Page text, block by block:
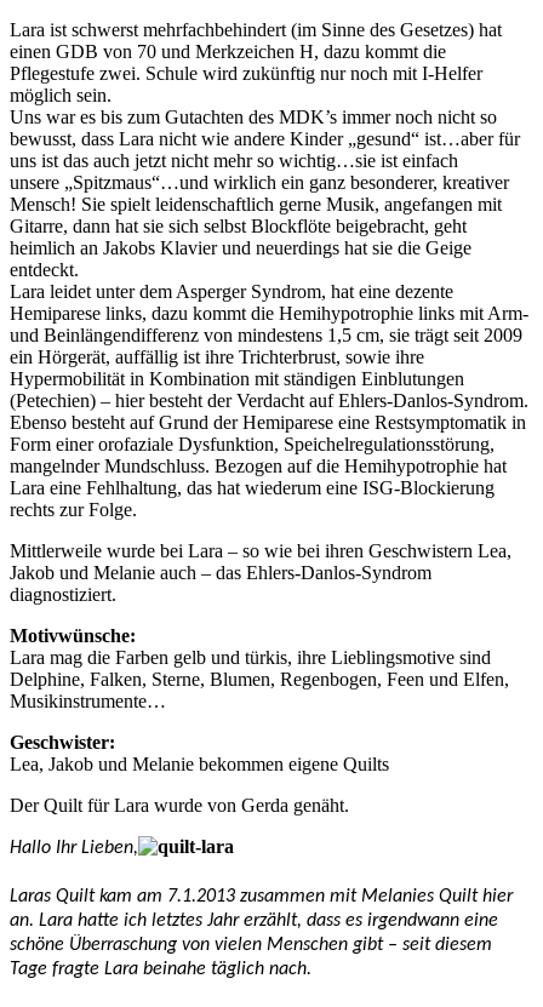
Lara ist schwerst mehrfachbehindert (im Sinne des Gesetzes) hat
einen GDB von 70 und Merkzeichen H, dazu kommt die
Pflegestufe zwei. Schule wird zukünftig nur noch mit I-Helfer
möglich sein.
Uns war es bis zum Gutachten des MDK’s immer noch nicht so
bewusst, dass Lara nicht wie andere Kinder „gesund“ ist…aber für
uns ist das auch jetzt nicht mehr so wichtig…sie ist einfach
unsere „Spitzmaus“…und wirklich ein ganz besonderer, kreativer
Mensch! Sie spielt leidenschaftlich gerne Musik, angefangen mit
Gitarre, dann hat sie sich selbst Blockflöte beigebracht, geht
heimlich an Jakobs Klavier und neuerdings hat sie die Geige
entdeckt.
Lara leidet unter dem Asperger Syndrom, hat eine dezente
Hemiparese links, dazu kommt die Hemihypotrophie links mit Arm-
und Beinlängendifferenz von mindestens 1,5 cm, sie trägt seit 2009
ein Hörgerät, auffällig ist ihre Trichterbrust, sowie ihre
Hypermobilität in Kombination mit ständigen Einblutungen
(Petechien) – hier besteht der Verdacht auf Ehlers-Danlos-Syndrom.
Ebenso besteht auf Grund der Hemiparese eine Restsymptomatik in
Form einer orofaziale Dysfunktion, Speichelregulationsstörung,
mangelnder Mundschluss. Bezogen auf die Hemihypotrophie hat
Lara eine Fehlhaltung, das hat wiederum eine ISG-Blockierung
rechts zur Folge.
Mittlerweile wurde bei Lara – so wie bei ihren Geschwistern Lea,
Jakob und Melanie auch – das Ehlers-Danlos-Syndrom
diagnostiziert.
Motivwünsche:
Lara mag die Farben gelb und türkis, ihre Lieblingsmotive sind
Delphine, Falken, Sterne, Blumen, Regenbogen, Feen und Elfen,
Musikinstrumente…
Geschwister:
Lea, Jakob und Melanie bekommen eigene Quilts
Der Quilt für Lara wurde von Gerda genäht.
Hallo Ihr Lieben,
Laras Quilt kam am 7.1.2013 zusammen mit Melanies Quilt hier
an. Lara hatte ich letztes Jahr erzählt, dass es irgendwann eine
schöne Überraschung von vielen Menschen gibt – seit diesem
Tage fragte Lara beinahe täglich nach.